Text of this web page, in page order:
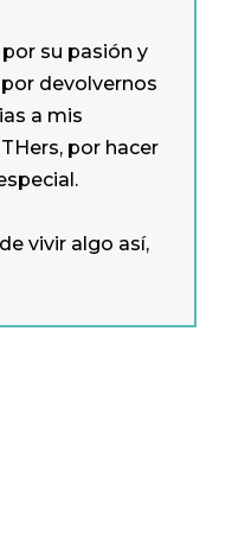
su pasión y
devolvernos
a mis
por hacer
vivir algo así,